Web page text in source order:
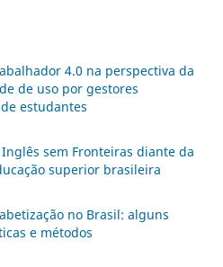
4.0 na perspectiva da
de uso por gestores
estudantes
sem Fronteiras diante da
superior brasileira
no Brasil: alguns
e métodos